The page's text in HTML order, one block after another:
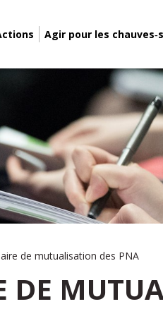
Agir pour les
de mutualisation des PNA
DE